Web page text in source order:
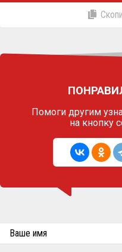
Помоги другим
на кнопку
Ваше имя